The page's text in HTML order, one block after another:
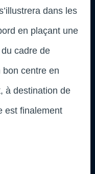
dans les
en plaçant une
cadre de
centre en
à destination de
est finalement